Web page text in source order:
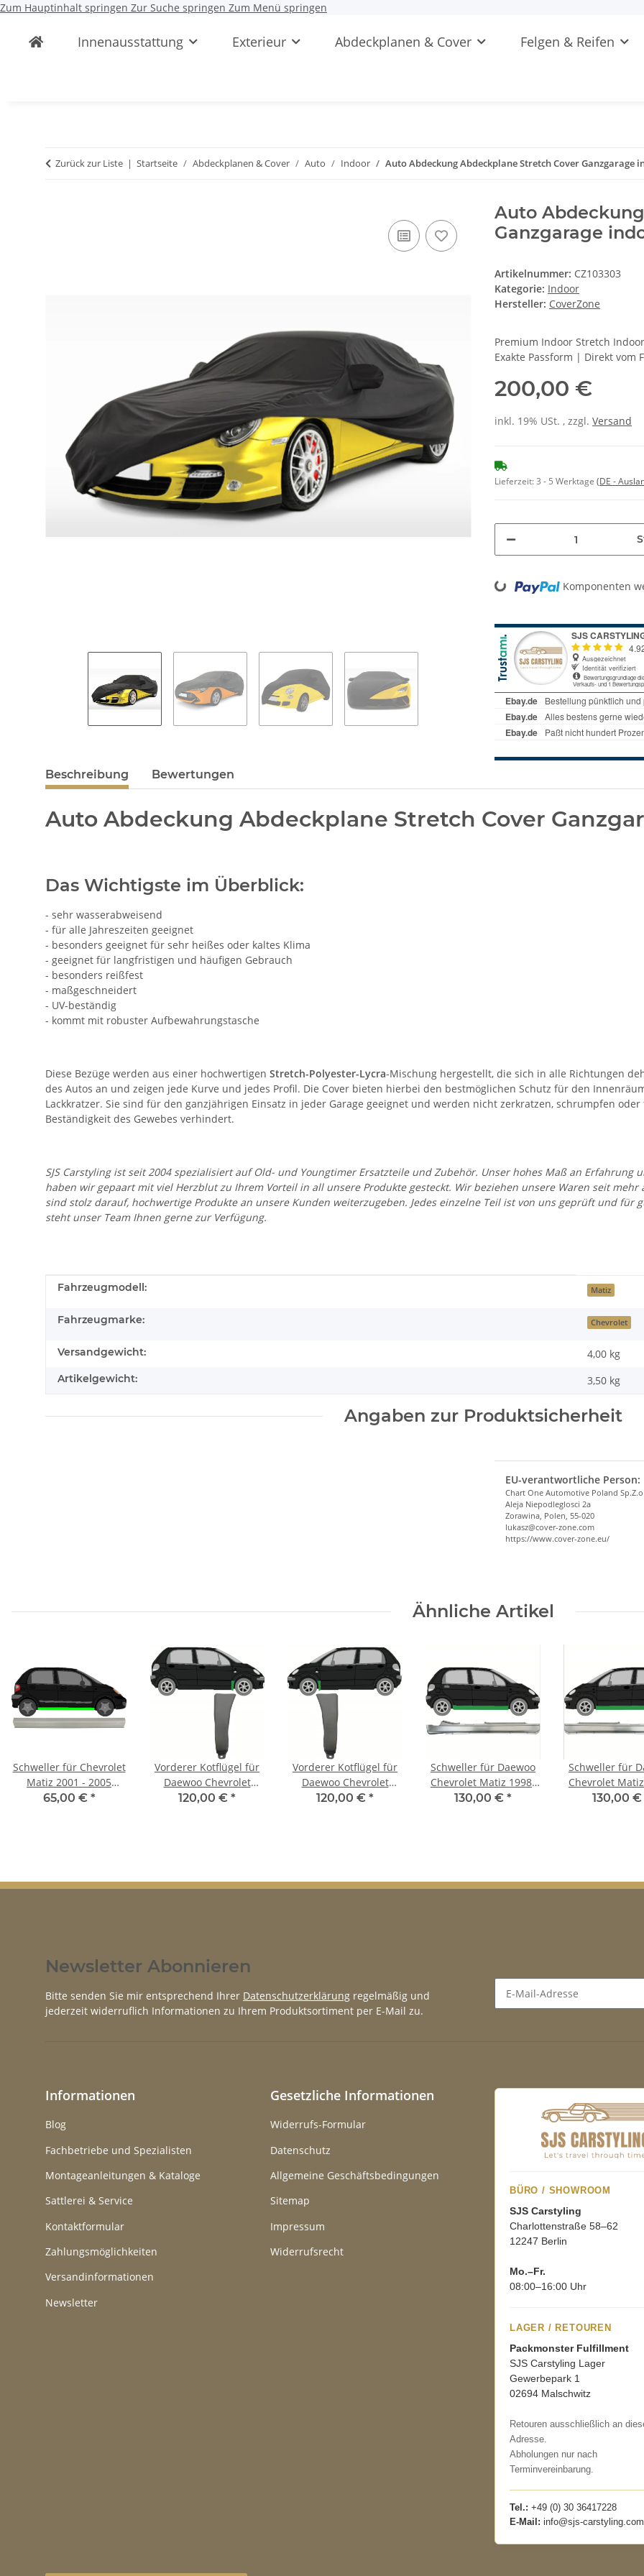
Zum Hauptinhalt springen Zur Suche springen Zum Menü springen
Innenausstattung Exterieur Abdeckplanen & Cover Felgen & Reifen
Zurück zur Liste Startseite Abdeckplanen & Cover Auto Indoor Auto Abdeckung Abdeckplane Stretch Cover Ganzgarage
Auto
Ganzgarage
Artikelnummer: CZ103303
Kategorie: Indoor
Hersteller: CoverZone
Premium Indoor Stretch
Exakte Passform | Direkt vom
200,00 €
inkl. 19% USt. , zzgl. Versand
Lieferzeit:3 - 5 Werktage (DE -
Loading... Komponenten
Beschreibung Bewertungen
Auto Abdeckung Abdeckplane Stretch Cover
Das Wichtigste im Überblick:
- sehr wasserabweisend
- für alle Jahreszeiten geeignet
- besonders geeignet für sehr heißes oder kaltes Klima
- geeignet für langfristigen und häufigen Gebrauch
- besonders reißfest
- maßgeschneidert
- UV-beständig
- kommt mit robuster Aufbewahrungstasche
Diese Bezüge werden aus einer hochwertigen Stretch-Polyester-Lycra-Mischung hergestellt, die sich in alle Richtungen
des Autos an und zeigen jede Kurve und jedes Profil. Die Cover bieten hierbei den bestmöglichen Schutz für den
Lackkratzer. Sie sind für den ganzjährigen Einsatz in jeder Garage geeignet und werden nicht zerkratzen, schrumpfen
Beständigkeit des Gewebes verhindert.
SJS Carstyling ist seit 2004 spezialisiert auf Old- und Youngtimer Ersatzteile und Zubehör. Unser hohes Maß an Erfahrung
haben wir gepaart mit viel Herzblut zu Ihrem Vorteil in all unsere Produkte gesteckt. Wir beziehen unsere Waren seit
sind stolz darauf, hochwertige Produkte an unsere Kunden weiterzugeben. Jedes einzelne Teil ist von uns geprüft und für
steht unser Team Ihnen gerne zur Verfügung.
Produkteigenschaft
Wert
Fahrzeugmodell: Matiz
Fahrzeugmarke: Chevrolet
Versandgewicht: 4,00 kg
Artikelgewicht: 3,50 kg
Angaben zur Produktsicherheit
EU-verantwortliche Person:
Chart One Automotive Poland
Aleja Niepodleglosci 2a
Zorawina, Polen, 55-020
lukasz@cover-zone.com
https://www.cover-zone.eu/
Ähnliche Artikel
Schweller für Chevrolet
Matiz 2001 - 2005
rechts
65,00 € *
Vorderer Kotflügel für
Daewoo Chevrolet
Matiz 1998-2008 rechts
120,00 € *
Vorderer Kotflügel für
Daewoo Chevrolet
Matiz 1998-2008 links
120,00 € *
Schweller für Daewoo
Chevrolet Matiz 1998-
2008 rechts
130,00 € *
Schweller für
Chevrolet
2008
130,00 €
Newsletter Abonnieren
Bitte senden Sie mir entsprechend Ihrer Datenschutzerklärung regelmäßig und
jederzeit widerruflich Informationen zu Ihrem Produktsortiment per E-Mail zu.
Informationen
Blog
Fachbetriebe und Spezialisten
Montageanleitungen & Kataloge
Sattlerei & Service
Kontaktformular
Zahlungsmöglichkeiten
Versandinformationen
Newsletter
Gesetzliche Informationen
Widerrufs-Formular
Datenschutz
Allgemeine Geschäftsbedingungen
Sitemap
Impressum
Widerrufsrecht
BÜRO / SHOWROOM
SJS Carstyling
Charlottenstraße 58–62
12247 Berlin
Mo.–Fr.
08:00–16:00 Uhr
LAGER / RETOUREN
Packmonster Fulfillment
SJS Carstyling Lager
Gewerbepark 1
02694 Malschwitz
Retouren ausschließlich an
Adresse.
Abholungen nur nach
Terminvereinbarung.
Tel.: +49 (0) 30 36417228
E-Mail: info@sjs-carstyling.com